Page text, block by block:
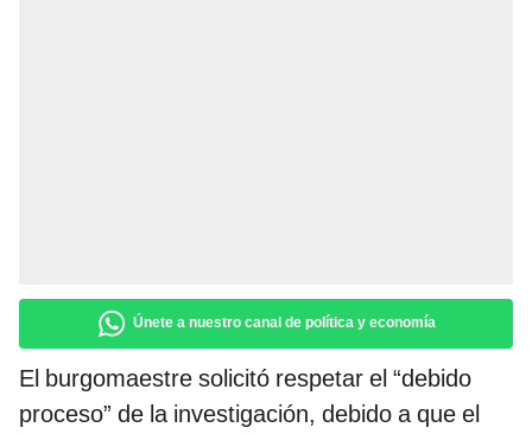
Únete a nuestro canal de política y economía
El burgomaestre solicitó respetar el “debido
proceso” de la investigación, debido a que el